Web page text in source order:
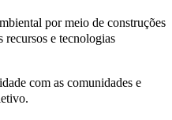
por meio de construções
recursos e tecnologias
com as comunidades e